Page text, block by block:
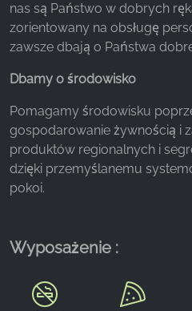
nas są Państwo w dobrych
zorientowany na obsługę
zawsze dbają o Państwa
Dbamy o środowisko
Pomagamy środowisku
gospodarowanie żywnością i
produktów regionalnych i
dzięki przemyślanemu
pokoi.
Wyposażenie :
STATYSTYKI
Statystyczne pliki cookie
zrozumieć, w jaki sposób
z naszej witryny.
Google Analytics
Provider: